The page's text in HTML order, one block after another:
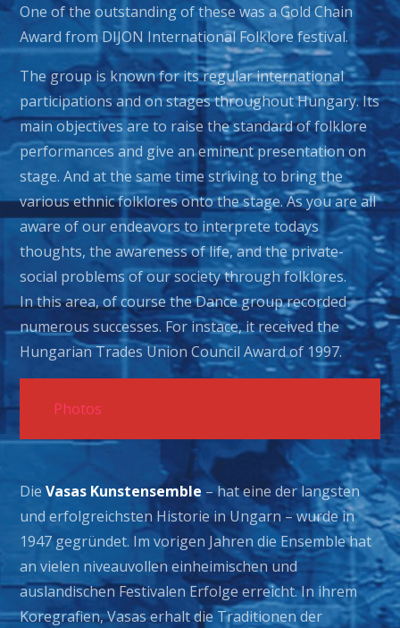
One of the outstanding of these was a Gold Chain
Award from DIJON International Folklore festival.
The group is known for its regular international
participations and on stages throughout Hungary. Its
main objectives are to raise the standard of folklore
performances and give an eminent presentation on
stage. And at the same time striving to bring the
various ethnic folklores onto the stage. As you are all
aware of our endeavors to interprete todays
thoughts, the awareness of life, and the private-
social problems of our society through folklores.
In this area, of course the Dance group recorded
numerous successes. For instace, it received the
Hungarian Trades Union Council Award of 1997.
Photos
DieVasas Kunstensemble – hat eine der langsten
und erfolgreichsten Historie in Ungarn – wurde in
1947 gegründet. Im vorigen Jahren die Ensemble hat
an vielen niveauvollen einheimischen und
auslandischen Festivalen Erfolge erreicht. In ihrem
Koregrafien, Vasas erhalt die Traditionen der